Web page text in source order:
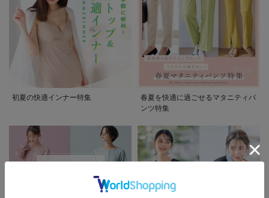
初夏の快適インナー特集
春夏を快適に過ごせるマタニティパ
ンツ特集